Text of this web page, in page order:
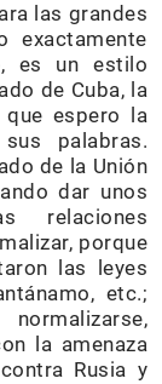
las grandes
exactamente
es un estilo
de Cuba, la
que espero la
palabras.
de la Unión
dar unos
relaciones
porque
las leyes
etc.;
la amenaza
Rusia y